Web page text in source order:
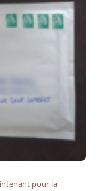
pour la